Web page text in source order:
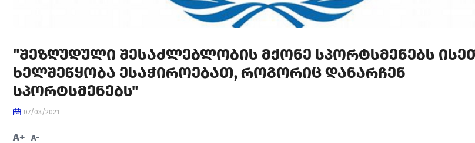
"ᲨᲔᲖᲦᲣᲓᲣᲚᲘ ᲨᲔᲡᲐᲫᲚᲔᲑᲚᲝᲑᲘᲡ ᲛᲥᲝᲜᲔ ᲡᲞᲝᲠᲢᲡᲛᲔᲜᲔᲑᲡ
ᲮᲔᲚᲨᲔᲬᲧᲝᲑᲐ ᲔᲡᲐᲭᲘᲠᲝᲔᲑᲐᲗ, ᲠᲝᲒᲝᲠᲘᲪ ᲓᲐᲜᲐᲠᲩᲔᲜ
ᲡᲞᲝᲠᲢᲡᲛᲔᲜᲔᲑᲡ"
07/03/2021
A+ A-